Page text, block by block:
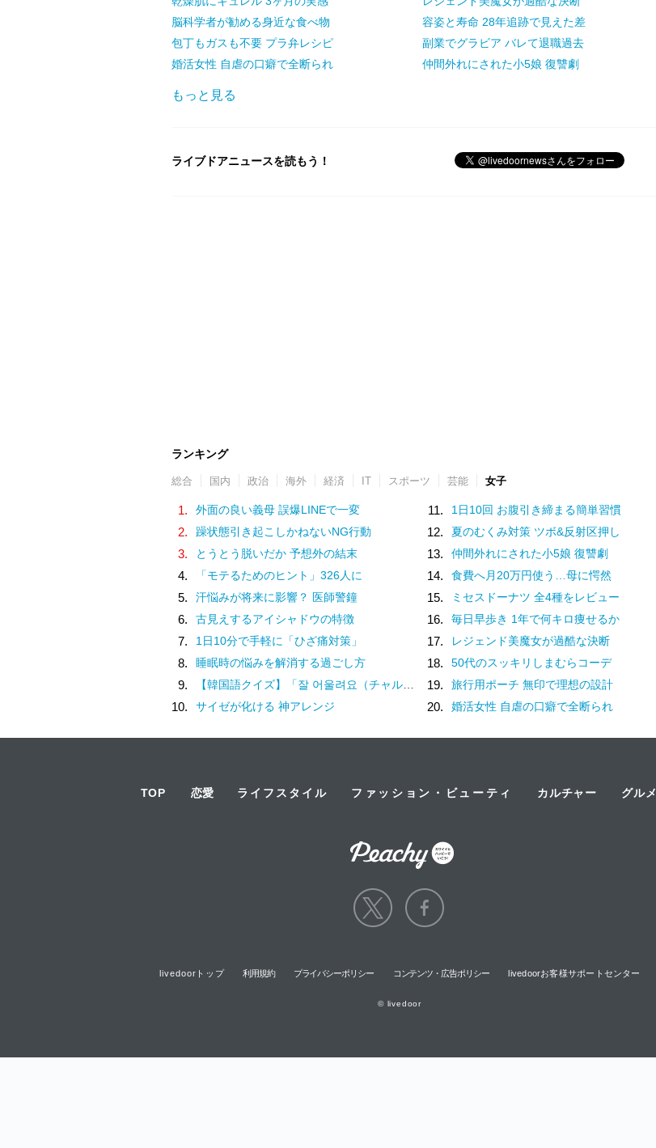
脳科学者が勧める身近な食べ物
包丁もガスも不要 プラ弁レシピ
婚活女性 自虐の口癖で全断られ
容姿と寿命 28年追跡で見えた差
副業でグラビア バレて退職過去
仲間外れにされた小5娘 復讐劇
もっと見る
ライブドアニュースを読もう！
ランキング
総合 国内 政治 海外 経済 IT スポーツ 芸能 女子
1. 外面の良い義母 誤爆LINEで一変
2. 躁状態引き起こしかねないNG行動
3. とうとう脱いだか 予想外の結末
4. 「モテるためのヒント」326人に
5. 汗悩みが将来に影響？ 医師警鐘
6. 古見えするアイシャドウの特徴
7. 1日10分で手軽に「ひざ痛対策」
8. 睡眠時の悩みを解消する過ごし方
9. 【韓国語クイズ】「잘 어울려요（チャル オウルリョヨ）」の意味は？褒め言葉です♡
10. サイゼが化ける 神アレンジ
11. 1日10回 お腹引き締まる簡単習慣
12. 夏のむくみ対策 ツボ&反射区押し
13. 仲間外れにされた小5娘 復讐劇
14. 食費へ月20万円使う…母に愕然
15. ミセスドーナツ 全4種をレビュー
16. 毎日早歩き 1年で何キロ痩せるか
17. レジェンド美魔女が過酷な決断
18. 50代のスッキリしまむらコーデ
19. 旅行用ポーチ 無印で理想の設計
20. 婚活女性 自虐の口癖で全断られ
TOP 恋愛 ライフスタイル ファッション・ビューティ カルチャー グルメ
livedoorトップ 利用規約 プライバシーポリシー コンテンツ・広告ポリシー livedoorお客様サポートセンター
© livedoor